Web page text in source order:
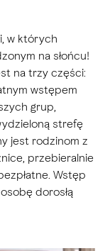
w których
na słońcu!
na trzy części:
wstępem
grup,
strefę
jest rodzinom z
przebieralnie
Wstęp
dorosłą